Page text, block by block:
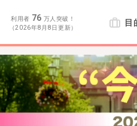
利用者 76 万人突破！
（2026年8月8日更新）
目